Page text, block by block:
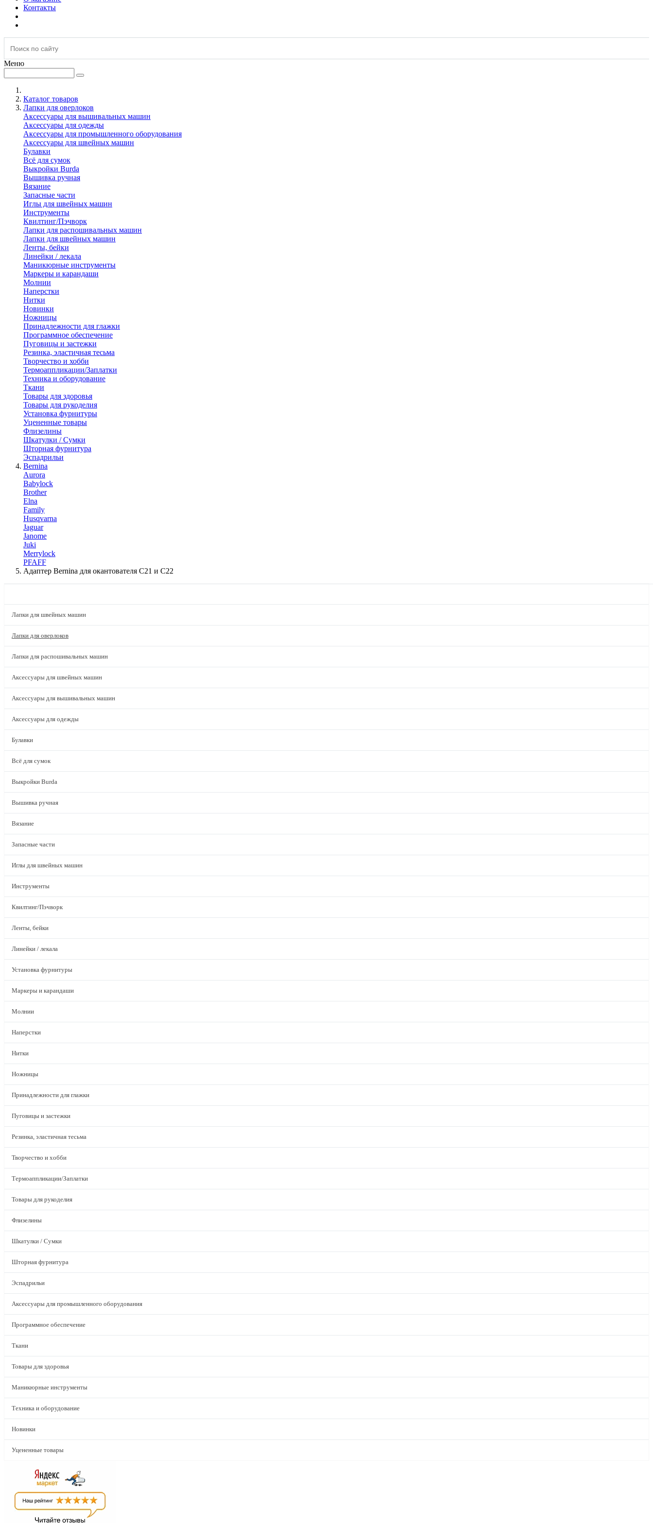
Контакты
Меню
Каталог товаров
Лапки для оверлоков
Аксессуары для вышивальных машин
Аксессуары для одежды
Аксессуары для промышленного оборудования
Аксессуары для швейных машин
Булавки
Всё для сумок
Выкройки Burda
Вышивка ручная
Вязание
Запасные части
Иглы для швейных машин
Инструменты
Квилтинг/Пэчворк
Лапки для распошивальных машин
Лапки для швейных машин
Ленты, бейки
Линейки / лекала
Маникюрные инструменты
Маркеры и карандаши
Молнии
Наперстки
Нитки
Новинки
Ножницы
Принадлежности для глажки
Программное обеспечение
Пуговицы и застежки
Резинка, эластичная тесьма
Творчество и хобби
Термоаппликации/Заплатки
Техника и оборудование
Ткани
Товары для здоровья
Товары для рукоделия
Установка фурнитуры
Уцененные товары
Флизелины
Шкатулки / Сумки
Шторная фурнитура
Эспадрильи
Bernina
Aurora
Babylock
Brother
Elna
Family
Husqvarna
Jaguar
Janome
Juki
Merrylock
PFAFF
Адаптер Bernina для окантователя C21 и C22
Лапки для швейных машин
Лапки для оверлоков
Лапки для распошивальных машин
Аксессуары для швейных машин
Аксессуары для вышивальных машин
Аксессуары для одежды
Булавки
Всё для сумок
Выкройки Burda
Вышивка ручная
Вязание
Запасные части
Иглы для швейных машин
Инструменты
Квилтинг/Пэчворк
Ленты, бейки
Линейки / лекала
Установка фурнитуры
Маркеры и карандаши
Молнии
Наперстки
Нитки
Ножницы
Принадлежности для глажки
Пуговицы и застежки
Резинка, эластичная тесьма
Творчество и хобби
Термоаппликации/Заплатки
Товары для рукоделия
Флизелины
Шкатулки / Сумки
Шторная фурнитура
Эспадрильи
Аксессуары для промышленного оборудования
Программное обеспечение
Ткани
Товары для здоровья
Маникюрные инструменты
Техника и оборудование
Новинки
Уцененные товары